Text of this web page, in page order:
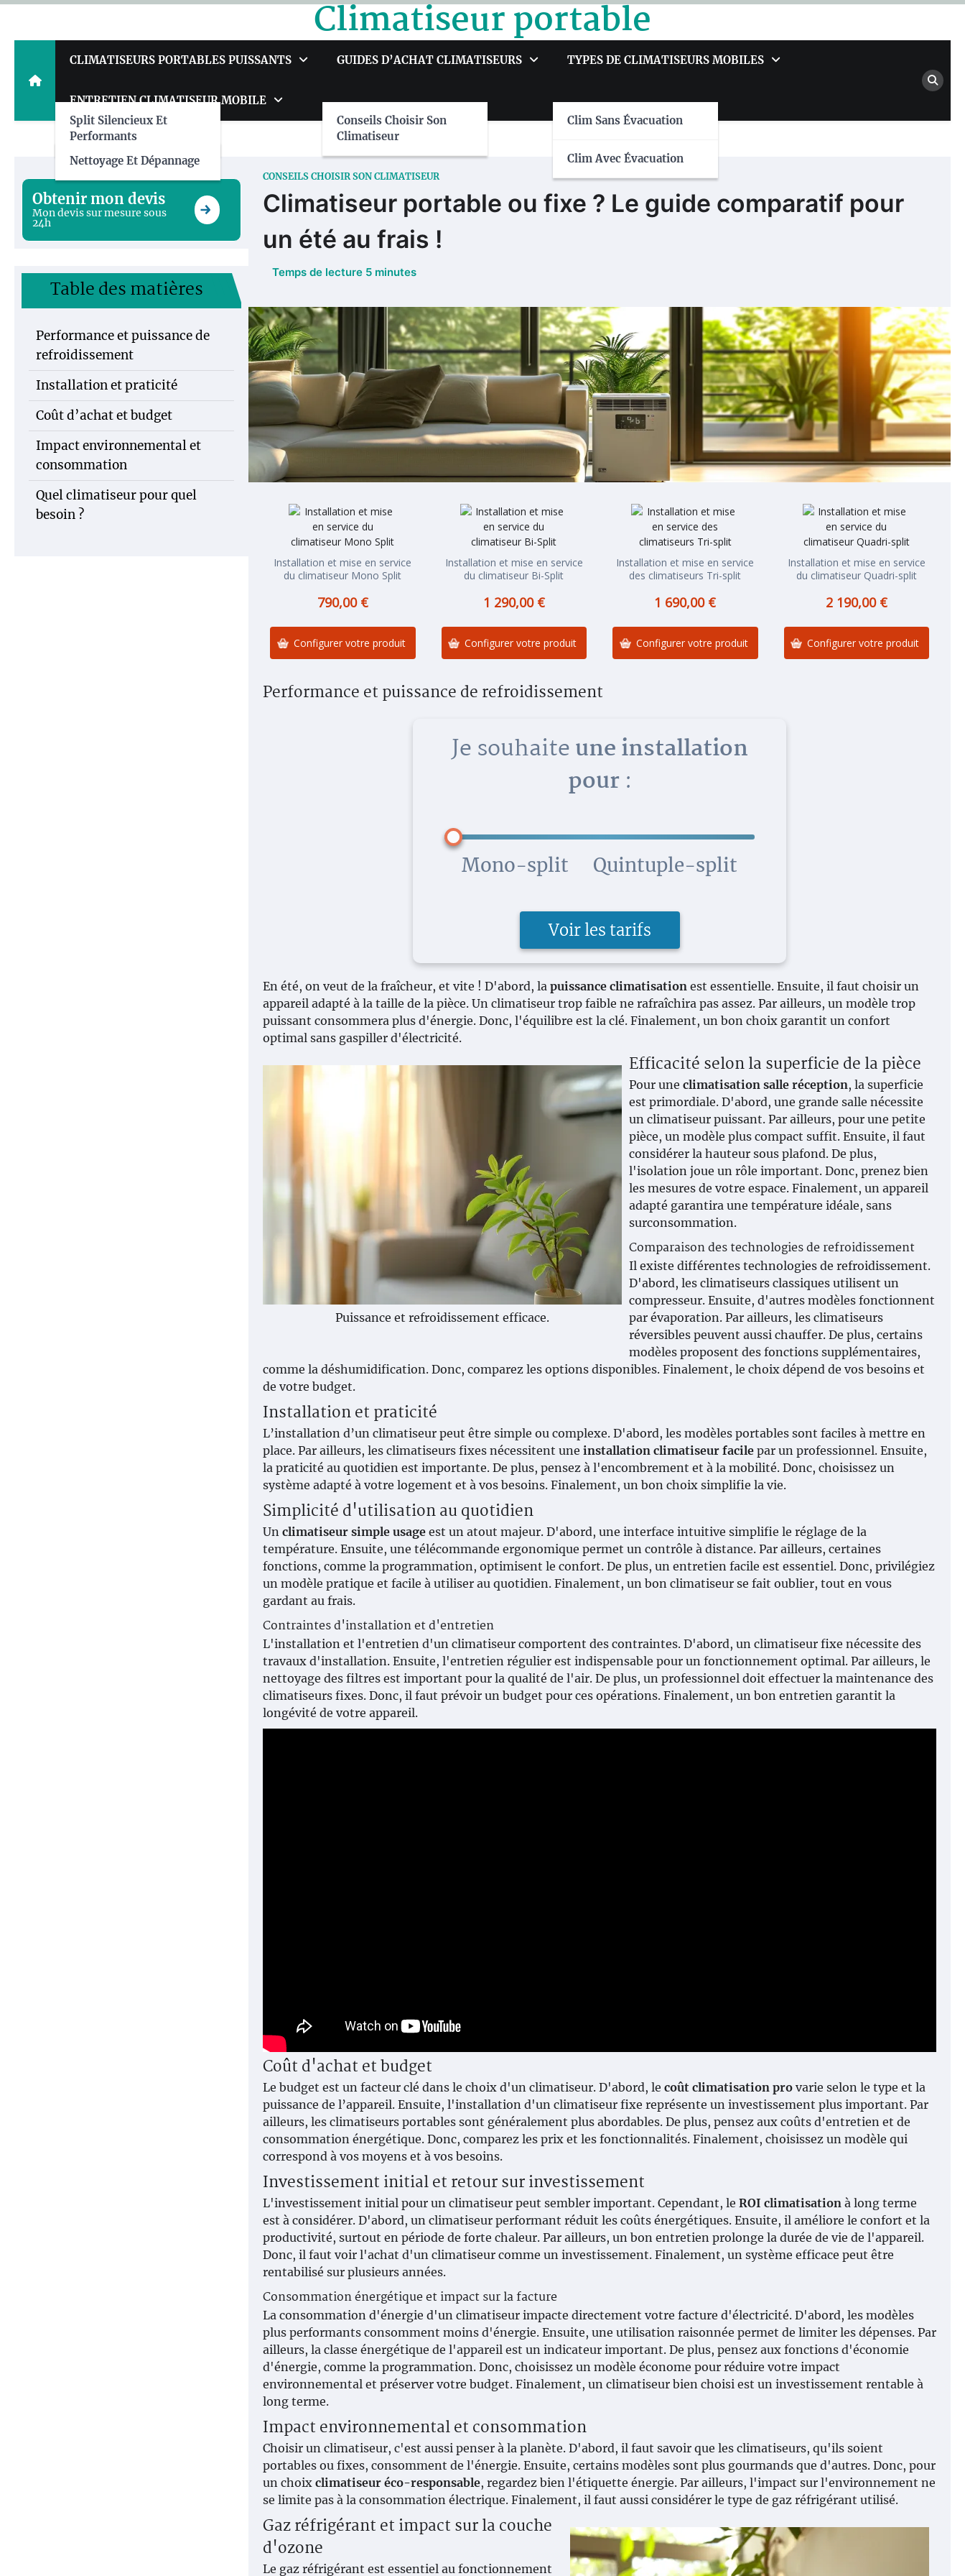
Skip
content
Climatiseur portable
CLIMATISEURS PORTABLES PUISSANTS
Split Silencieux Et
Performants
GUIDES D’ACHAT CLIMATISEURS
Conseils Choisir Son
Climatiseur
TYPES DE CLIMATISEURS MOBILES
Clim Sans Évacuation
Clim Avec Évacuation
ENTRETIEN CLIMATISEUR MOBILE
Nettoyage Et Dépannage
CONSEILS CHOISIR SON CLIMATISEUR
Climatiseur portable ou fixe ? Le guide comparatif pour
un été au frais !
Installation et mise en service
du climatiseur Mono Split
790,00 €
Configurer votre produit
Installation et mise en service
du climatiseur Bi-Split
1 290,00 €
Configurer votre produit
Installation et mise en service
des climatiseurs Tri-split
1 690,00 €
Configurer votre produit
Installation et mise en service
du climatiseur Quadri-split
2 190,00 €
Configurer votre produit
Performance et puissance de refroidissement
Je souhaiteune installation
pour :
Mono-split Quintuple-split
Voir les tarifs
En été, on veut de la fraîcheur, et vite ! D'abord, la puissance climatisation est essentielle. Ensuite, il faut choisir un
appareil adapté à la taille de la pièce. Un climatiseur trop faible ne rafraîchira pas assez. Par ailleurs, un modèle trop
puissant consommera plus d'énergie. Donc, l'équilibre est la clé. Finalement, un bon choix garantit un confort
optimal sans gaspiller d'électricité.
Puissance et refroidissement efficace.
Efficacité selon la superficie de la pièce
Pour une climatisation salle réception, la superficie
est primordiale. D'abord, une grande salle nécessite
un climatiseur puissant. Par ailleurs, pour une petite
pièce, un modèle plus compact suffit. Ensuite, il faut
considérer la hauteur sous plafond. De plus,
l'isolation joue un rôle important. Donc, prenez bien
les mesures de votre espace. Finalement, un appareil
adapté garantira une température idéale, sans
surconsommation.
Comparaison des technologies de refroidissement
Il existe différentes technologies de refroidissement.
D'abord, les climatiseurs classiques utilisent un
compresseur. Ensuite, d'autres modèles fonctionnent
par évaporation. Par ailleurs, les climatiseurs
réversibles peuvent aussi chauffer. De plus, certains
modèles proposent des fonctions supplémentaires,
comme la déshumidification. Donc, comparez les options disponibles. Finalement, le choix dépend de vos besoins et
de votre budget.
Installation et praticité
L’installation d’un climatiseur peut être simple ou complexe. D'abord, les modèles portables sont faciles à mettre en
place. Par ailleurs, les climatiseurs fixes nécessitent une installation climatiseur facile par un professionnel. Ensuite,
la praticité au quotidien est importante. De plus, pensez à l'encombrement et à la mobilité. Donc, choisissez un
système adapté à votre logement et à vos besoins. Finalement, un bon choix simplifie la vie.
Simplicité d'utilisation au quotidien
Un climatiseur simple usage est un atout majeur. D'abord, une interface intuitive simplifie le réglage de la
température. Ensuite, une télécommande ergonomique permet un contrôle à distance. Par ailleurs, certaines
fonctions, comme la programmation, optimisent le confort. De plus, un entretien facile est essentiel. Donc, privilégiez
un modèle pratique et facile à utiliser au quotidien. Finalement, un bon climatiseur se fait oublier, tout en vous
gardant au frais.
Contraintes d'installation et d'entretien
L'installation et l'entretien d'un climatiseur comportent des contraintes. D'abord, un climatiseur fixe nécessite des
travaux d'installation. Ensuite, l'entretien régulier est indispensable pour un fonctionnement optimal. Par ailleurs, le
nettoyage des filtres est important pour la qualité de l'air. De plus, un professionnel doit effectuer la maintenance des
climatiseurs fixes. Donc, il faut prévoir un budget pour ces opérations. Finalement, un bon entretien garantit la
longévité de votre appareil.
Coût d'achat et budget
Le budget est un facteur clé dans le choix d'un climatiseur. D'abord, le coût climatisation pro varie selon le type et la
puissance de l’appareil. Ensuite, l'installation d'un climatiseur fixe représente un investissement plus important. Par
ailleurs, les climatiseurs portables sont généralement plus abordables. De plus, pensez aux coûts d'entretien et de
consommation énergétique. Donc, comparez les prix et les fonctionnalités. Finalement, choisissez un modèle qui
correspond à vos moyens et à vos besoins.
Investissement initial et retour sur investissement
L'investissement initial pour un climatiseur peut sembler important. Cependant, le ROI climatisation à long terme
est à considérer. D'abord, un climatiseur performant réduit les coûts énergétiques. Ensuite, il améliore le confort et la
productivité, surtout en période de forte chaleur. Par ailleurs, un bon entretien prolonge la durée de vie de l'appareil.
Donc, il faut voir l'achat d'un climatiseur comme un investissement. Finalement, un système efficace peut être
rentabilisé sur plusieurs années.
Consommation énergétique et impact sur la facture
La consommation d'énergie d'un climatiseur impacte directement votre facture d'électricité. D'abord, les modèles
plus performants consomment moins d'énergie. Ensuite, une utilisation raisonnée permet de limiter les dépenses. Par
ailleurs, la classe énergétique de l'appareil est un indicateur important. De plus, pensez aux fonctions d'économie
d'énergie, comme la programmation. Donc, choisissez un modèle économe pour réduire votre impact
environnemental et préserver votre budget. Finalement, un climatiseur bien choisi est un investissement rentable à
long terme.
Impact environnemental et consommation
Choisir un climatiseur, c'est aussi penser à la planète. D'abord, il faut savoir que les climatiseurs, qu'ils soient
portables ou fixes, consomment de l'énergie. Ensuite, certains modèles sont plus gourmands que d'autres. Donc, pour
un choix climatiseur éco-responsable, regardez bien l'étiquette énergie. Par ailleurs, l'impact sur l'environnement ne
se limite pas à la consommation électrique. Finalement, il faut aussi considérer le type de gaz réfrigérant utilisé.
Gaz réfrigérant et impact sur la couche
d'ozone
Le gaz réfrigérant est essentiel au fonctionnement
Obtenir mon devis
Mon devis sur mesure sous
24h
Table des matières
Performance et puissance de
refroidissement
Installation et praticité
Coût d’achat et budget
Impact environnemental et
consommation
Quel climatiseur pour quel
besoin ?